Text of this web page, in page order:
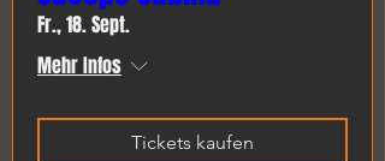
Fr., 18. Sept.
Mehr Infos
Tickets kaufen